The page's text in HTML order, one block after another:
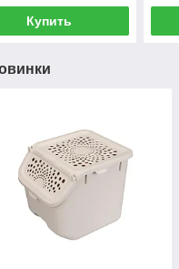
Купить